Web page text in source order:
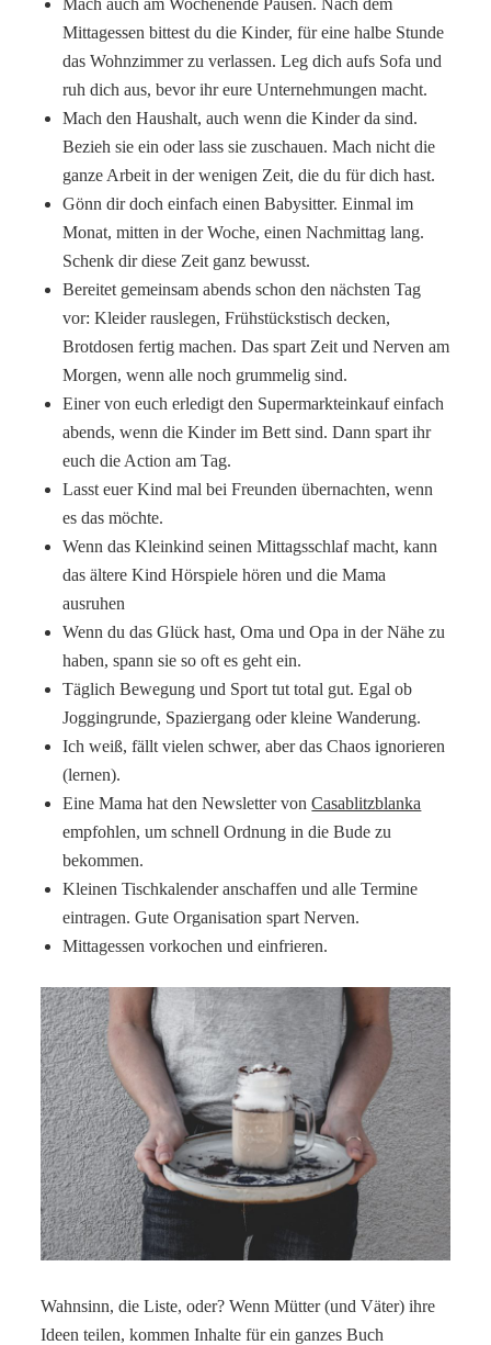
Mach auch am Wochenende Pausen. Nach dem
Mittagessen bittest du die Kinder, für eine halbe Stunde
das Wohnzimmer zu verlassen. Leg dich aufs Sofa und
ruh dich aus, bevor ihr eure Unternehmungen macht.
Mach den Haushalt, auch wenn die Kinder da sind.
Bezieh sie ein oder lass sie zuschauen. Mach nicht die
ganze Arbeit in der wenigen Zeit, die du für dich hast.
Gönn dir doch einfach einen Babysitter. Einmal im
Monat, mitten in der Woche, einen Nachmittag lang.
Schenk dir diese Zeit ganz bewusst.
Bereitet gemeinsam abends schon den nächsten Tag
vor: Kleider rauslegen, Frühstückstisch decken,
Brotdosen fertig machen. Das spart Zeit und Nerven am
Morgen, wenn alle noch grummelig sind.
Einer von euch erledigt den Supermarkteinkauf einfach
abends, wenn die Kinder im Bett sind. Dann spart ihr
euch die Action am Tag.
Lasst euer Kind mal bei Freunden übernachten, wenn
es das möchte.
Wenn das Kleinkind seinen Mittagsschlaf macht, kann
das ältere Kind Hörspiele hören und die Mama
ausruhen
Wenn du das Glück hast, Oma und Opa in der Nähe zu
haben, spann sie so oft es geht ein.
Täglich Bewegung und Sport tut total gut. Egal ob
Joggingrunde, Spaziergang oder kleine Wanderung.
Ich weiß, fällt vielen schwer, aber das Chaos ignorieren
(lernen).
Eine Mama hat den Newsletter vonCasablitzblanka
empfohlen, um schnell Ordnung in die Bude zu
bekommen.
Kleinen Tischkalender anschaffen und alle Termine
eintragen. Gute Organisation spart Nerven.
Mittagessen vorkochen und einfrieren.
Wahnsinn, die Liste, oder? Wenn Mütter (und Väter) ihre
Ideen teilen, kommen Inhalte für ein ganzes Buch